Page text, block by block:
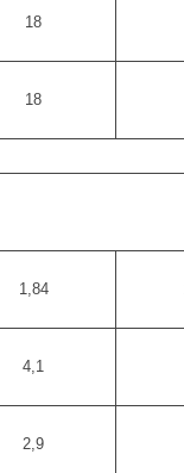
18
18
1,84
4,1
2,9